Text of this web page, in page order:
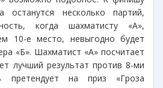
останутся несколько партий,
когда шахматисту «А»,
10-е место, невыгодно будет
«Б». Шахматист «А» посчитает
лучший результат против 8-ми
претендует на приз «Гроза